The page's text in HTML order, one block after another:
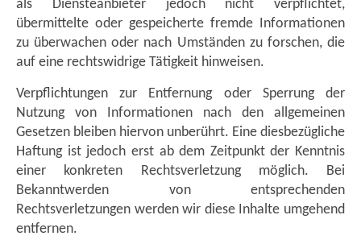
als Diensteanbieter jedoch nicht verpflichtet,
übermittelte oder gespeicherte fremde Informationen
zu überwachen oder nach Umständen zu forschen, die
auf eine rechtswidrige Tätigkeit hinweisen.
Verpflichtungen zur Entfernung oder Sperrung der
Nutzung von Informationen nach den allgemeinen
Gesetzen bleiben hiervon unberührt. Eine diesbezügliche
Haftung ist jedoch erst ab dem Zeitpunkt der Kenntnis
einer konkreten Rechtsverletzung möglich. Bei
Bekanntwerden von entsprechenden
Rechtsverletzungen werden wir diese Inhalte umgehend
entfernen.